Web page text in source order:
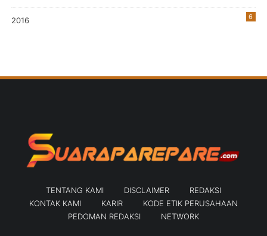
2016 6
TENTANG KAMI DISCLAIMER
REDAKSI
KONTAK KAMI
KARIR
KODE ETIK PERUSAHAAN
PEDOMAN REDAKSI
NETWORK